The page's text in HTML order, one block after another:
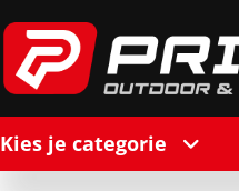
Kies je categorie